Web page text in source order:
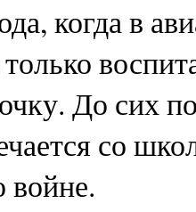
когда в
До сих
со
войне.